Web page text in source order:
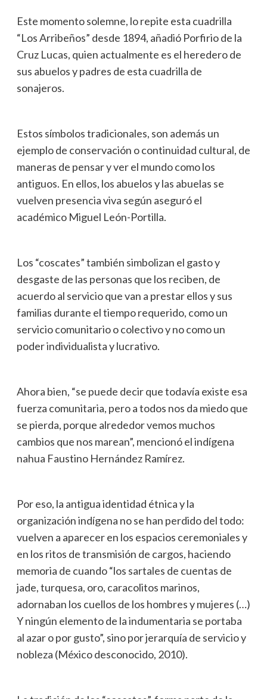
Este momento solemne, lo repite esta cuadrilla
“Los Arribeños” desde 1894, añadió Porfirio de la
Cruz Lucas, quien actualmente es el heredero de
sus abuelos y padres de esta cuadrilla de
sonajeros.
Estos símbolos tradicionales, son además un
ejemplo de conservación o continuidad cultural, de
maneras de pensar y ver el mundo como los
antiguos. En ellos, los abuelos y las abuelas se
vuelven presencia viva según aseguró el
académico Miguel León-Portilla.
Los “coscates” también simbolizan el gasto y
desgaste de las personas que los reciben, de
acuerdo al servicio que van a prestar ellos y sus
familias durante el tiempo requerido, como un
servicio comunitario o colectivo y no como un
poder individualista y lucrativo.
Ahora bien, “se puede decir que todavía existe esa
fuerza comunitaria, pero a todos nos da miedo que
se pierda, porque alrededor vemos muchos
cambios que nos marean”, mencionó el indígena
nahua Faustino Hernández Ramírez.
Por eso, la antigua identidad étnica y la
organización indígena no se han perdido del todo:
vuelven a aparecer en los espacios ceremoniales y
en los ritos de transmisión de cargos, haciendo
memoria de cuando “los sartales de cuentas de
jade, turquesa, oro, caracolitos marinos,
adornaban los cuellos de los hombres y mujeres (…)
Y ningún elemento de la indumentaria se portaba
al azar o por gusto”, sino por jerarquía de servicio y
nobleza (México desconocido, 2010).